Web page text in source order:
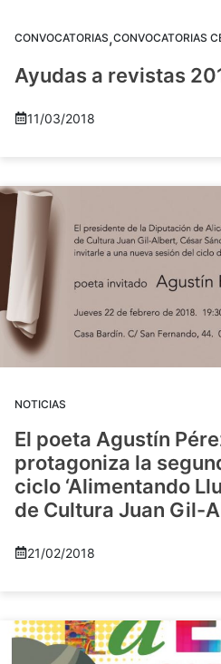
CONVOCATORIAS,CONVOCATORIAS
Ayudas a revistas
11/03/2018
NOTICIAS
El poeta Agustín
protagoniza la
ciclo ‘Alimentando
de Cultura Juan Gil-
21/02/2018